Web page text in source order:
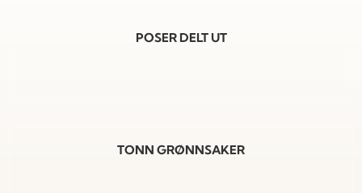
POSER DELT UT
TONN GRØNNSAKER